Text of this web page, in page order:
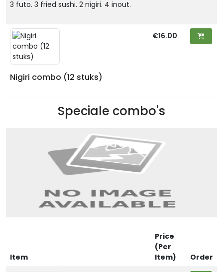
3 futo. 3 fried sushi. 2 nigiri. 4 inout.
Nigiri combo (12 stuks)
€16.00
Speciale combo's
Item
Price
(Per
Item)
Order